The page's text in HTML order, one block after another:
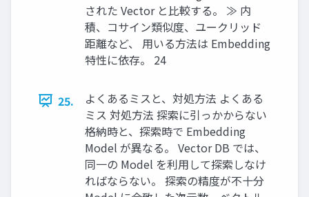
された Vector と比較する。 ≫ 内
積、コサイン類似度、ユークリッド
距離など、 用いる方法は Embedding
特性に依存。 24
25.
よくあるミスと、対処方法 よくある
ミス 対処方法 探索に引っかからない
格納時と、探索時で Embedding
Model が異なる。 Vector DB では、
同一の Model を利用して探索しなけ
ればならない。 探索の精度が不十分